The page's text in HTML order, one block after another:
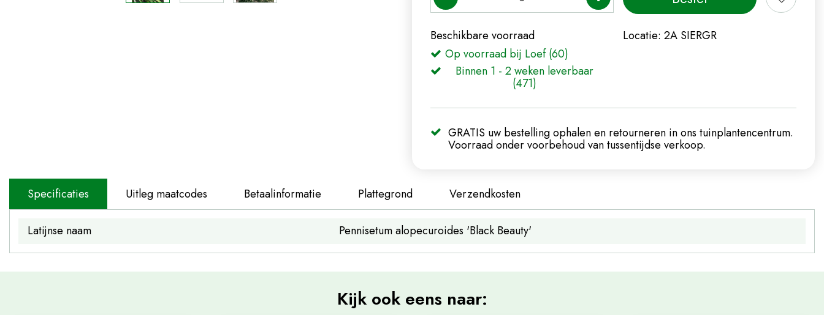
Beschikbare voorraad
Op voorraad bij Loef (60)
Binnen 1 - 2 weken leverbaar
(471)
Locatie: 2A SIERGR
GRATIS uw bestelling ophalen en retourneren in ons tuinplantencentrum.
Voorraad onder voorbehoud van tussentijdse verkoop.
Specificaties Uitleg maatcodes Betaalinformatie Plattegrond Verzendkosten
Latijnse naam Pennisetum alopecuroides 'Black Beauty'
Kijk ook eens naar: